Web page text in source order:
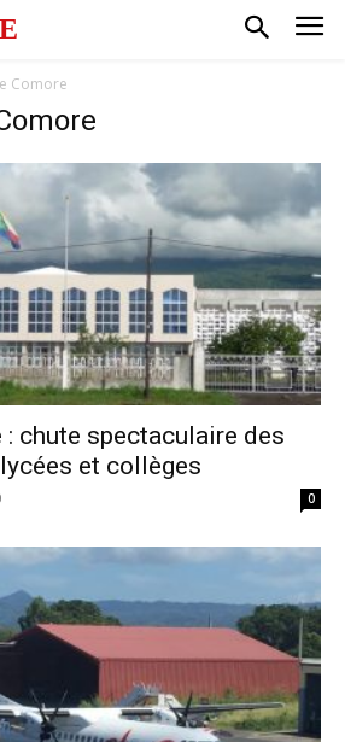
Comore
: chute spectaculaire des
et collèges
0